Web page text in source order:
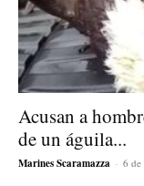
Acusan a
de un águila...
Marines Scaramazza - 6 de